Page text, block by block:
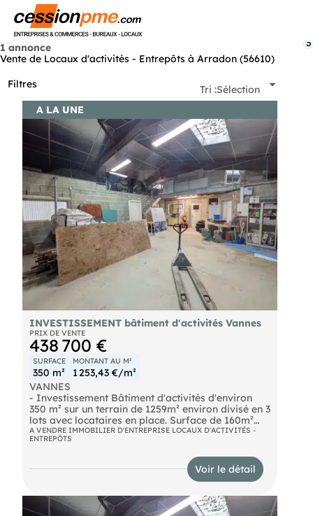
1 annonce
Vente de Locaux d'activités - Entrepôts à Arradon (56610)
Filtres
3
Tri :Sélection
A LA UNE
INVESTISSEMENT bâtiment d'activités Vannes
PRIX DE VENTE
438 700 €
SURFACE
350 m²
MONTANT AU M²
1 253,43 €/m²
VANNES
- Investissement Bâtiment d'activités d'environ
350 m² sur un terrain de 1259m² environ divisé en 3
lots avec locataires en place. Surface de 160m²
- Loyer 11 122€ H.T/an
Surface de 100m²
Plus de renseignements et infos, nous consulter.
A VENDRE IMMOBILIER D'ENTREPRISE LOCAUX D'ACTIVITÉS -
ENTREPÔTS
Voir le détail